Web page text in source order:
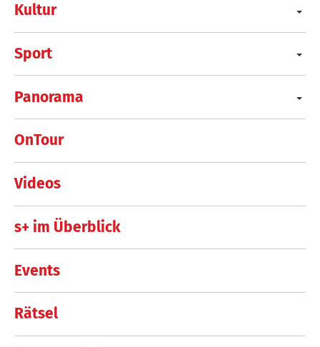
Kultur
Sport
Panorama
OnTour
Videos
s+ im Überblick
Events
Rätsel